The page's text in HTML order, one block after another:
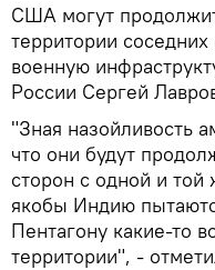
США могут
территории
военную
России Сергей
"Зная назойливость
что они будут
сторон с одной и
якобы Индию
Пентагону какие-то
территории", -